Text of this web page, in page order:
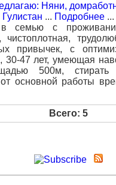
Няни,
... Подробнее ...
в семью с
чистоплотная,
привычек, с
30-47 лет, умеющая
500м,
основной работы
Всего: 5